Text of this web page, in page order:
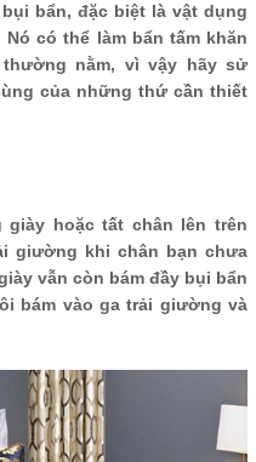
bẩn, đặc biệt là vật dụng
có thể làm bẩn tấm khăn
nằm, vì vậy hãy sử
của những thứ cần thiết
giày hoặc tất chân lên trên
giường khi chân bạn chưa
vẫn còn bám đầy bụi bẩn
bám vào ga trải giường và